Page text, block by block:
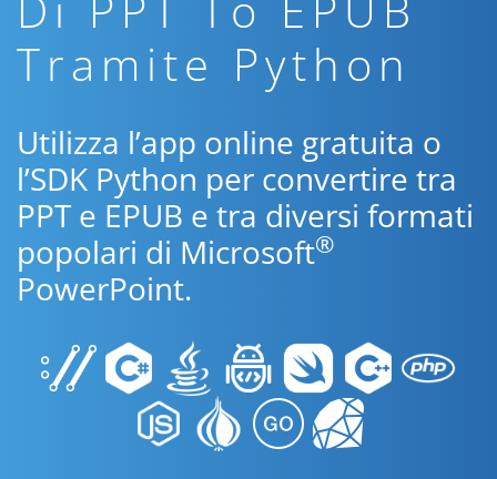
Tramite Python
Utilizza l’app online gratuita o
l’SDK Python per convertire tra
PPT e EPUB e tra diversi formati
popolari di Microsoft®
PowerPoint.